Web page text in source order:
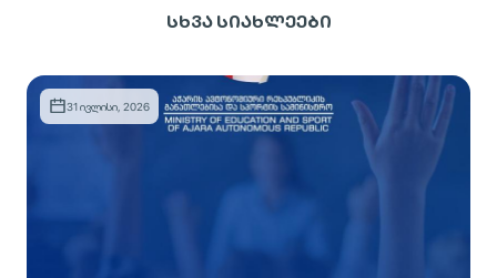
ᲡᲮᲕᲐ ᲡᲘᲐᲮᲚᲔᲔᲑᲘ
31 ივლისი, 2026